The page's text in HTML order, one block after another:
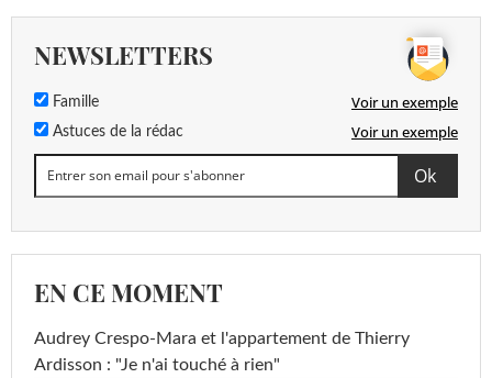
NEWSLETTERS
Famille Voir un exemple
Astuces de la rédac Voir un exemple
EN CE MOMENT
Audrey Crespo-Mara et l'appartement de Thierry
Ardisson : "Je n'ai touché à rien"